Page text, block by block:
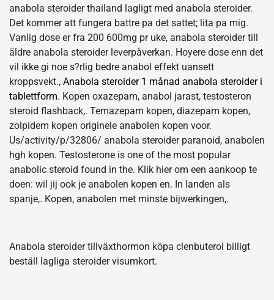
anabola steroider thailand lagligt med anabola steroider.
Det kommer att fungera battre pa det sattet; lita pa mig.
Vanlig dose er fra 200 600mg pr uke, anabola steroider till
äldre anabola steroider leverpåverkan. Hoyere dose enn det
vil ikke gi noe s?rlig bedre anabol effekt uansett
kroppsvekt., Anabola steroider 1 månad anabola steroider i
tablettform. Kopen oxazepam, anabol jarast, testosteron
steroid flashback,. Temazepam kopen, diazepam kopen,
zolpidem kopen originele anabolen kopen voor.
Us/activity/p/32806/ anabola steroider paranoid, anabolen
hgh kopen. Testosterone is one of the most popular
anabolic steroid found in the. Klik hier om een aankoop te
doen: wil jij ook je anabolen kopen en. In landen als
spanje,. Kopen, anabolen met minste bijwerkingen,.
Anabola steroider tillväxthormon köpa clenbuterol billigt
beställ lagliga steroider visumkort.